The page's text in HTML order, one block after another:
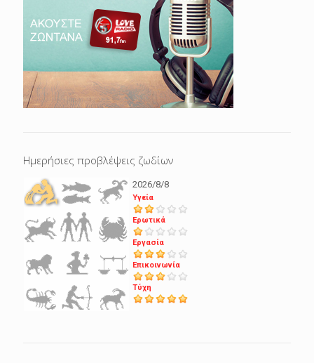
Ημερήσιες προβλέψεις ζωδίων
2026/8/8
Υγεία
Ερωτικά
Εργασία
Επικοινωνία
Τύχη